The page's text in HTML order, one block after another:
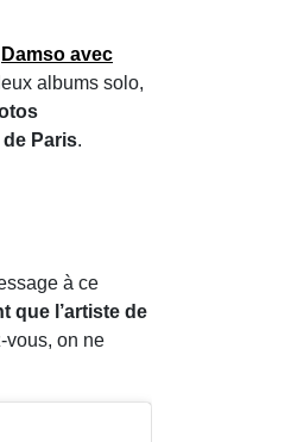
Damso avec
albums solo,
Paris.
à ce
que l’artiste de
on ne